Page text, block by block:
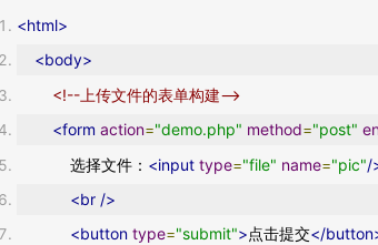
<html>
<body>
<!--上传文件的表单构建-->
<form action="demo.php" method="post"
            选择文件：
<input type="file" name="pic"/
<br />
<button type="submit">点击提交</